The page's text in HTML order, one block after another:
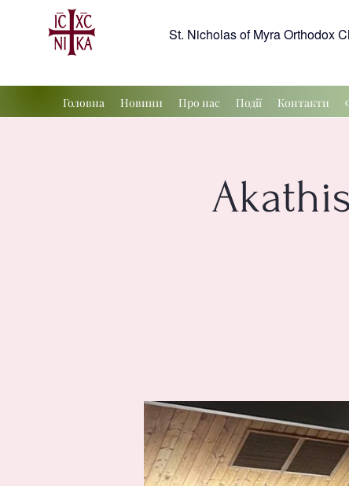
St. Nicholas of Myra Orthodox
Головна Новини Про нас Події Контакти